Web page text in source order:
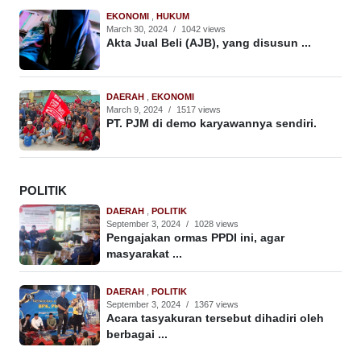
EKONOMI , HUKUM
March 30, 2024 / 1042 views
Akta Jual Beli (AJB), yang disusun ...
DAERAH , EKONOMI
March 9, 2024 / 1517 views
PT. PJM di demo karyawannya sendiri.
POLITIK
DAERAH , POLITIK
September 3, 2024 / 1028 views
Pengajakan ormas PPDI ini, agar
masyarakat ...
DAERAH , POLITIK
September 3, 2024 / 1367 views
Acara tasyakuran tersebut dihadiri oleh
berbagai ...